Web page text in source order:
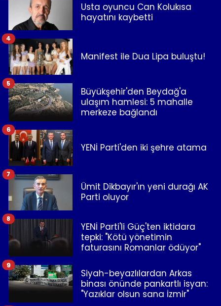
Usta oyuncu Can Kolukısa
hayatını kaybetti
Manifest ile Dua Lipa buluştu!
4
Büyükşehir'den Beydağ'a
ulaşım hamlesi: 5 mahalle
merkeze bağlandı
5
YENİ Parti'den iki şehre atama
6
Ümit Dikbayır'ın yeni durağı AK
Parti oluyor
7
YENİ Parti'li Güç'ten iktidara
tepki: "Kötü yönetimin
faturasını Romanlar ödüyor"
8
Siyah-beyazlılardan Arkas
binası önünde pankartlı isyan:
"Yazıklar olsun sana İzmir"
9